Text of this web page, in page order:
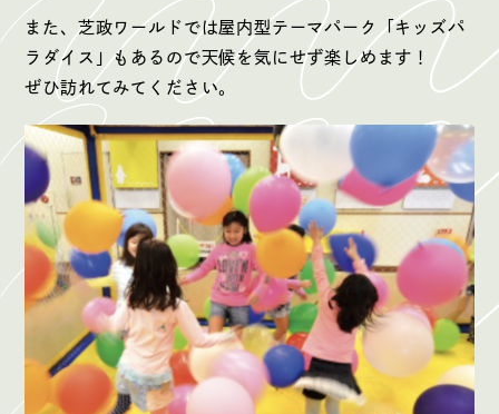
また、芝政ワールドでは屋内型テーマパーク「キッズパ
ラダイス」もあるので天候を気にせず楽しめます！
ぜひ訪れてみてください。